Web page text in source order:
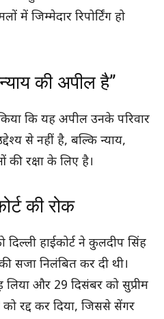
में जिम्मेदार रिपोर्टिंग हो
की अपील है”
कि यह अपील उनके परिवार
से नहीं है, बल्कि न्याय,
रक्षा के लिए है।
की रोक
हाईकोर्ट ने कुलदीप सिंह
सजा निलंबित कर दी थी।
और 29 दिसंबर को सुप्रीम
रद्द कर दिया, जिससे सेंगर